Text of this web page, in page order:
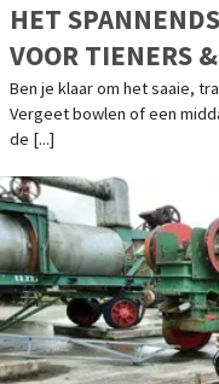
HET
VOOR TIENERS
Ben je klaar om het saaie,
Vergeet bowlen of een
de [...]